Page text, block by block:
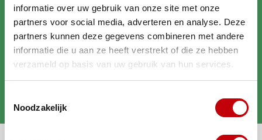
informatie over uw gebruik van onze site met onze
partners voor social media, adverteren en analyse. Deze
partners kunnen deze gegevens combineren met andere
informatie die u aan ze heeft verstrekt of die ze hebben
verzameld op basis van uw gebruik van hun services.
Noodzakelijk
Brengt jouw scooter in
topconditie